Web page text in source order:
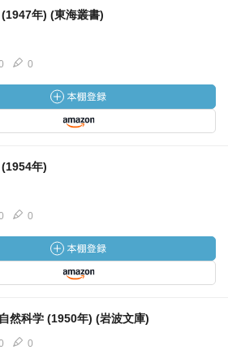
年) (東海叢書)
0
年)
0
然科学 (1950年) (岩波文庫)
0